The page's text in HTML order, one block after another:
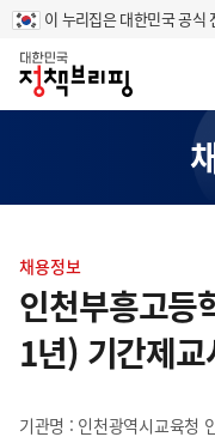
이 누리집은 대한민국 공식
홈
텐
츠
역
채용정보
인천부흥고등
1년) 기간제
기관명 : 인천광역시교육청